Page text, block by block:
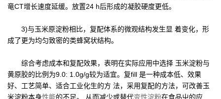
竜CT增长速度延缓。放置24 h后形成的凝胶硬度更低。
3)与玉米原淀粉相比，复配体系的微观结构发生显 着变化，形
成了更为均匀致密的类蜂窝状结构。
综合考虑成本和复配效果，表明在实际应用中选择 玉米淀粉与
黄原胶的比例为9.0: 1.0g/g较为适宜。复fill 是一种成本低、效果
好、工艺简单、适合工业化生的方 法，采用复配的方法，可改善玉
米淀粉本身性能的不足。 从而减少或替代变性淀粉在食品屮的应